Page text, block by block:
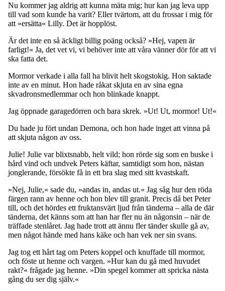
Nu kommer jag aldrig att kunna mäta mig; hur kan jag leva upp
till vad som kunde ha varit? Eller tvärtom, att du frossar i mig för
att »ersätta« Lilly. Det är hopplöst.
Är det inte en så äckligt billig poäng också? »Hej, vapen är
farligt!« Ja, det vet vi, vi behöver inte att våra vänner dör för att vi
ska fatta det.
Mormor verkade i alla fall ha blivit helt skogstokig. Hon saktade
inte av en minut. Hon hade råkat skjuta en av sina egna
skvadronsmedlemmar och hon blinkade knappt.
Jag öppnade garagedörren och bara skrek. »Ut! Ut, mormor! Ut!«
Du hade ju fört undan Demona, och hon hade inget att vinna på
att skjuta någon av oss.
Julie! Julie var blixtsnabb, helt vild; hon rörde sig som en buske i
hård vind och undvek Peters käftar, samtidigt som hon, nästan
jonglerande, försökte få in ett bra slag med sitt kvastskaft.
»Nej, Julie,« sade du, »andas in, andas ut.« Jag såg hur den röda
färgen rann av henne och hon blev till granit. Precis då bet Peter
till, och det hördes ett fruktansvärt ljud från tänderna – alla de där
tänderna, det känns som att han har fler nu än någonsin – när de
träffade stenlåret. Jag hade trott att ännu fler tänder skulle gå av,
men något hände med hans käke och han vek ner sin svans.
Jag tog ett hårt tag om Peters koppel och knuffade till mormor,
och föste ut henne och vargen. »Hur kan du gå med huvudet
rakt?« frågade jag henne. »Din spegel kommer att spricka nästa
gång du ser dig själv.«